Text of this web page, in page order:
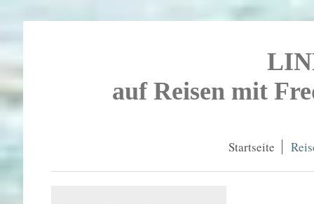
auf Reisen mit
Startseite